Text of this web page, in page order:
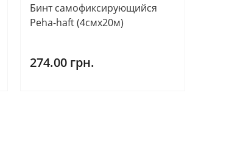
Бинт самофиксирующийся
Peha-haft (4смх20м)
274.00 грн.